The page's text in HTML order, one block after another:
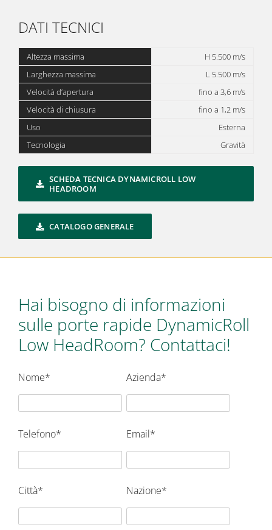
DATI TECNICI
Altezza massima
H 5.500 m/s
Larghezza massima
L 5.500 m/s
Velocità d’apertura
fino a 3,6 m/s
Velocità di chiusura
fino a 1,2 m/s
Uso
Esterna
Tecnologia
Gravità
SCHEDA TECNICA DYNAMICROLL LOW
HEADROOM
CATALOGO GENERALE
Hai bisogno di informazioni
sulle porte rapide DynamicRoll
Low HeadRoom? Contattaci!
Nome* Azienda*
Telefono* Email*
Città* Nazione*